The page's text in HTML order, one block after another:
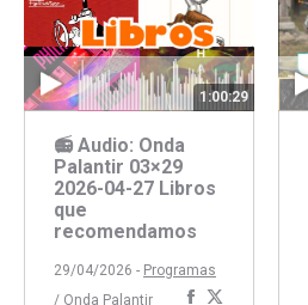
1:00:29
📻 Audio: Onda
Palantir 03×29
2026-04-27 Libros
que
recomendamos
29/04/2026 - Programas
/ Onda Palantir Compartir